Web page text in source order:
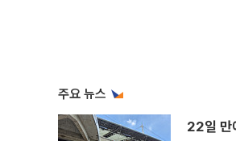
주요 뉴스
22일 만